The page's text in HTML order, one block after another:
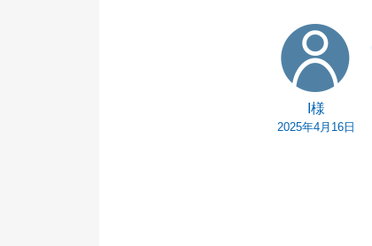
I様
2025年4月16日